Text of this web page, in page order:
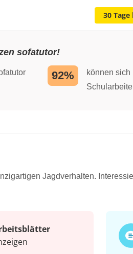
30
sofatutor!
92%
können sich
Jagdverhalten.